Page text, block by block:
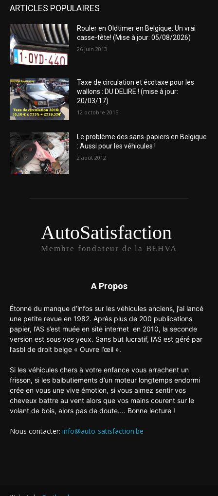
ARTICLES POPULAIRES
Rouler en Oldtimer en Belgique: Un vrai
casse-tête! (Mise à jour: 05/08/2026)
26 juin 2013
Taxe de circulation et écotaxe pour les
wallons : DU DELIRE ! (mise à jour:
20/03/17)
12 octobre 2015
Le problème des sans-papiers en Belgique
: Aussi pour les véhicules !
2 août 2012
AutoSatisfaction
Membre fondateur de la BEHVA
A Propos
Étonné du manque d’infos sur les véhicules anciens, j’ai lancé
une petite revue en 1982. Après plus de 200 publications
papier, l’AS s’est muée en site internet en 2010, la seconde
version est sous vos yeux. Sans but lucratif, l’AS est géré par
l’asbl de droit belge « Ouvre l’œil ».
Si les véhicules chers à votre enfance vous arrachent un
frisson, si les balbutiements d’un moteur longtemps endormi
crée en vous une vive émotion, si vous aimez sentir vos
cheveux battre au vent alors que vos mains courent sur le
volant de bois, alors pas de doute.... Bonne lecture !
Nous contacter: info@auto-satisfaction.be